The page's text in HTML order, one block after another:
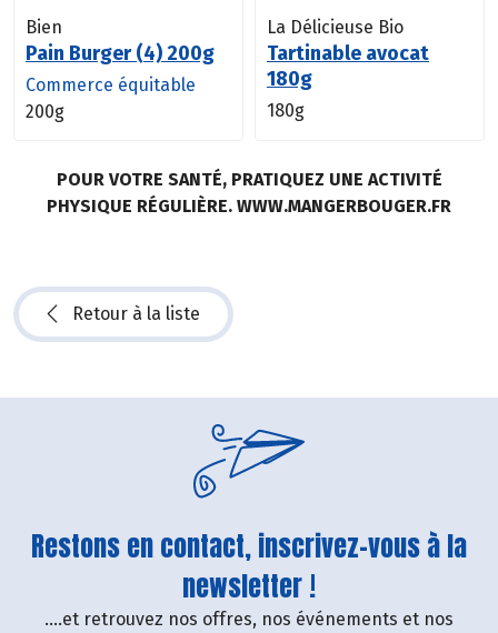
Bien
Pain Burger (4) 200g
Commerce équitable
200g
La Délicieuse Bio
Tartinable avocat
180g
180g
POUR VOTRE SANTÉ, PRATIQUEZ UNE ACTIVITÉ
PHYSIQUE RÉGULIÈRE. WWW.MANGERBOUGER.FR
Retour à la liste
Restons en contact, inscrivez-vous à la
newsletter !
....et retrouvez nos offres, nos événements et nos